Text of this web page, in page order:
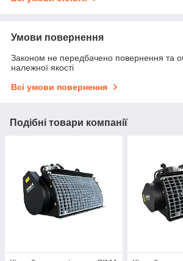
Умови повернення
Законом не передбачено повернення та
належної якості
Всі умови повернення
Подібні товари компанії